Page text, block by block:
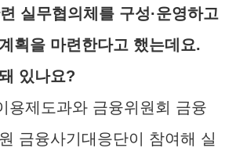
실무협의체를 구성·운영하고
획을 마련한다고 했는데요.
있나요?
용제도과와 금융위원회 금융
금융사기대응단이 참여해 실